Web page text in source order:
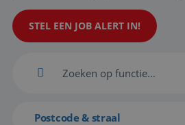
STEL EEN JOB ALERT IN!
Postcode & straal